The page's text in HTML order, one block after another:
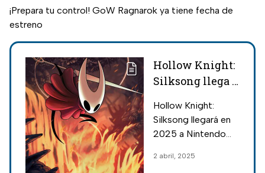
¡Prepara tu control! GoW Ragnarok ya tiene fecha de
estreno
Hollow Knight:
Silksong llega a
Switch este
2025: Cuándo
detalles
Hollow Knight:
Silksong llegará en
2025 a Nintendo
Xbox, PlayStation y
2 abril, 2025